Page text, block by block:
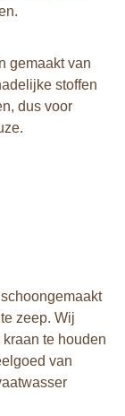
gemaakt van
stoffen
dus voor
zeep. Wij
te houden
van